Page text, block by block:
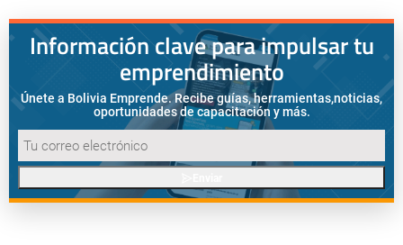
Información clave para impulsar tu
emprendimiento
Únete a Bolivia Emprende. Recibe guías, herramientas,noticias,
oportunidades de capacitación y más.